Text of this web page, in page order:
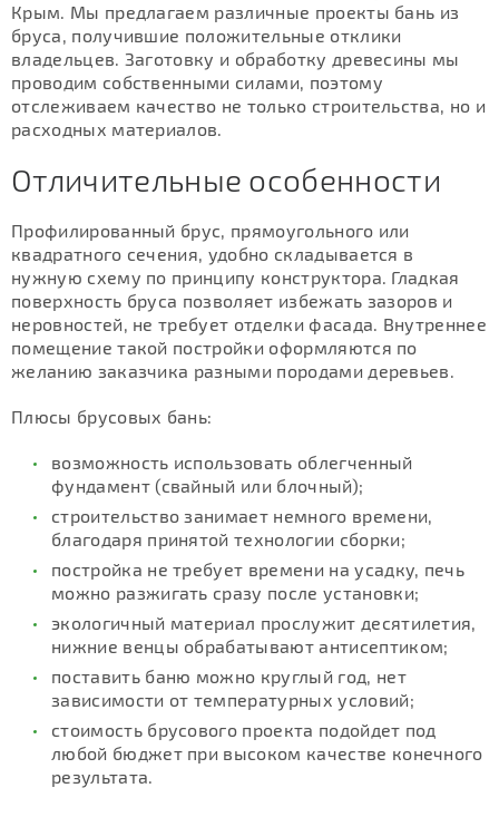
Крым. Мы предлагаем различные проекты бань из
бруса, получившие положительные отклики
владельцев. Заготовку и обработку древесины мы
проводим собственными силами, поэтому
отслеживаем качество не только строительства, но и
расходных материалов.
Отличительные особенности
Профилированный брус, прямоугольного или
квадратного сечения, удобно складывается в
нужную схему по принципу конструктора. Гладкая
поверхность бруса позволяет избежать зазоров и
неровностей, не требует отделки фасада. Внутреннее
помещение такой постройки оформляются по
желанию заказчика разными породами деревьев.
Плюсы брусовых бань:
возможность использовать облегченный
фундамент (свайный или блочный);
строительство занимает немного времени,
благодаря принятой технологии сборки;
постройка не требует времени на усадку, печь
можно разжигать сразу после установки;
экологичный материал прослужит десятилетия,
нижние венцы обрабатывают антисептиком;
поставить баню можно круглый год, нет
зависимости от температурных условий;
стоимость брусового проекта подойдет под
любой бюджет при высоком качестве конечного
результата.